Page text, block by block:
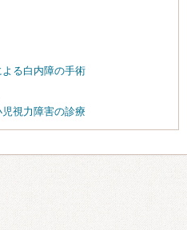
る白内障の手術
児視力障害の診療